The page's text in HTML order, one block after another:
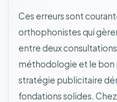
Ces erreurs sont
orthophonistes qui
entre deux
méthodologie et le bon
stratégie publicitaire
fondations solides.